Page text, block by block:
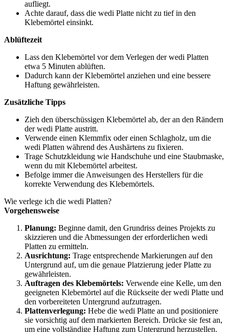
aufliegt.
Achte darauf, dass die wedi Platte nicht zu tief in den
Klebemörtel einsinkt.
Ablüftezeit
Lass den Klebemörtel vor dem Verlegen der wedi Platten
etwa 5 Minuten ablüften.
Dadurch kann der Klebemörtel anziehen und eine bessere
Haftung gewährleisten.
Zusätzliche Tipps
Zieh den überschüssigen Klebemörtel ab, der an den Rändern
der wedi Platte austritt.
Verwende einen Klemmfix oder einen Schlagholz, um die
wedi Platten während des Aushärtens zu fixieren.
Trage Schutzkleidung wie Handschuhe und eine Staubmaske,
wenn du mit Klebemörtel arbeitest.
Befolge immer die Anweisungen des Herstellers für die
korrekte Verwendung des Klebemörtels.
Wie verlege ich die wedi Platten?
Vorgehensweise
Planung: Beginne damit, den Grundriss deines Projekts zu
skizzieren und die Abmessungen der erforderlichen wedi
Platten zu ermitteln.
Ausrichtung: Trage entsprechende Markierungen auf den
Untergrund auf, um die genaue Platzierung jeder Platte zu
gewährleisten.
Auftragen des Klebemörtels: Verwende eine Kelle, um den
geeigneten Klebemörtel auf die Rückseite der wedi Platte und
den vorbereiteten Untergrund aufzutragen.
Plattenverlegung: Hebe die wedi Platte an und positioniere
sie vorsichtig auf dem markierten Bereich. Drücke sie fest an,
um eine vollständige Haftung zum Untergrund herzustellen.